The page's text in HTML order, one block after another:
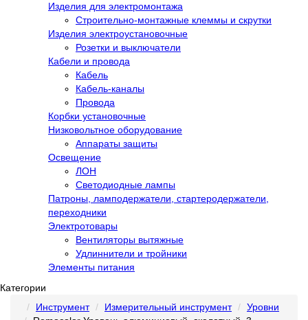
Изделия для электромонтажа
Строительно-монтажные клеммы и скрутки
Изделия электроустановочные
Розетки и выключатели
Кабели и провода
Кабель
Кабель-каналы
Провода
Корбки установочные
Низковольтное оборудование
Аппараты защиты
Освещение
ЛОН
Светодиодные лампы
Патроны, ламподержатели, стартеродержатели,
переходники
Электротовары
Вентиляторы вытяжные
Удлиннители и тройники
Элементы питания
Категории
Инструмент
Измерительный инструмент
Уровни